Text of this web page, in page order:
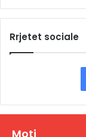
Rrjetet sociale
Moti